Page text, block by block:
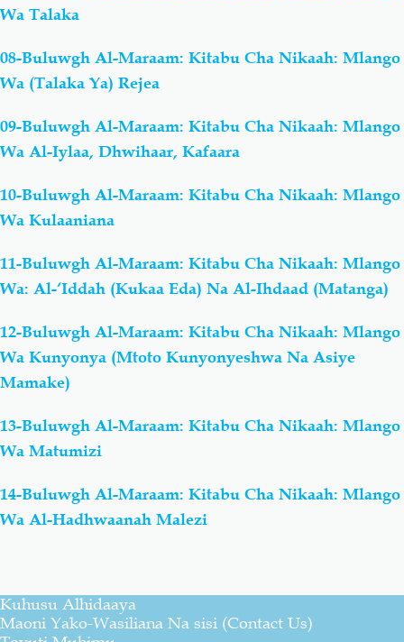
Wa Talaka
08-Buluwgh Al-Maraam: Kitabu Cha Nikaah: Mlango
Wa (Talaka Ya) Rejea
09-Buluwgh Al-Maraam: Kitabu Cha Nikaah: Mlango
Wa Al-Iylaa, Dhwihaar, Kafaara
10-Buluwgh Al-Maraam: Kitabu Cha Nikaah: Mlango
Wa Kulaaniana
11-Buluwgh Al-Maraam: Kitabu Cha Nikaah: Mlango
Wa: Al-‘Iddah (Kukaa Eda) Na Al-Ihdaad (Matanga)
12-Buluwgh Al-Maraam: Kitabu Cha Nikaah: Mlango
Wa Kunyonya (Mtoto Kunyonyeshwa Na Asiye
Mamake)
13-Buluwgh Al-Maraam: Kitabu Cha Nikaah: Mlango
Wa Matumizi
14-Buluwgh Al-Maraam: Kitabu Cha Nikaah: Mlango
Wa Al-Hadhwaanah Malezi
Kuhusu Alhidaaya
Maoni Yako-Wasiliana Na sisi (Contact Us)